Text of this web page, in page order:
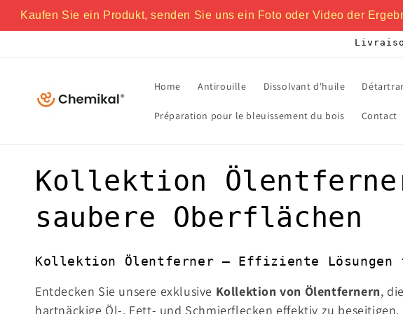
Kaufen Sie ein Produkt, senden Sie uns ein Foto oder Video der
zum
Inhalt
Home Antirouille Dissolvant d'huile
Préparation pour le bleuissement du bois Contact
K
a
t
e
Kollektion
saubere Oberflächen
Kollektion Ölentferner – Effiziente Lösungen
Entdecken Sie unsere exklusive Kollektion von Ölentfernern,
hartnäckige Öl-, Fett- und Schmierflecken effektiv zu